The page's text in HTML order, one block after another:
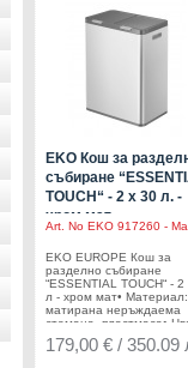
EKO Кош за
събиране
TOUCH“ - 2 х 30 л. -
хром мат
Art. No EKO 917260 -
EKO EUROPE Кош за
разделно събиране
“ESSENTIAL TOUCH“ - 2
л - хром мат• Материал:
матирана неръждаема
стомана, пластмаса•
хром / черен• Функция
заключване на капака в
179,00 € / 350.09